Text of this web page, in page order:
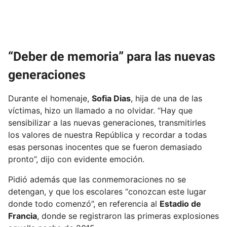
“Deber de memoria” para las nuevas
generaciones
Durante el homenaje, Sofia Dias, hija de una de las
víctimas, hizo un llamado a no olvidar. “Hay que
sensibilizar a las nuevas generaciones, transmitirles
los valores de nuestra República y recordar a todas
esas personas inocentes que se fueron demasiado
pronto”, dijo con evidente emoción.
Pidió además que las conmemoraciones no se
detengan, y que los escolares “conozcan este lugar
donde todo comenzó”, en referencia al Estadio de
Francia, donde se registraron las primeras explosiones